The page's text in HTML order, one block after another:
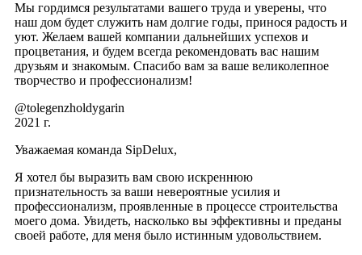
Мы гордимся результатами вашего труда и уверены, что
наш дом будет служить нам долгие годы, принося радость и
уют. Желаем вашей компании дальнейших успехов и
процветания, и будем всегда рекомендовать вас нашим
друзьям и знакомым. Спасибо вам за ваше великолепное
творчество и профессионализм!
@tolegenzholdygarin
2021 г.
Уважаемая команда SipDelux,
Я хотел бы выразить вам свою искреннюю
признательность за ваши невероятные усилия и
профессионализм, проявленные в процессе строительства
моего дома. Увидеть, насколько вы эффективны и преданы
своей работе, для меня было истинным удовольствием.